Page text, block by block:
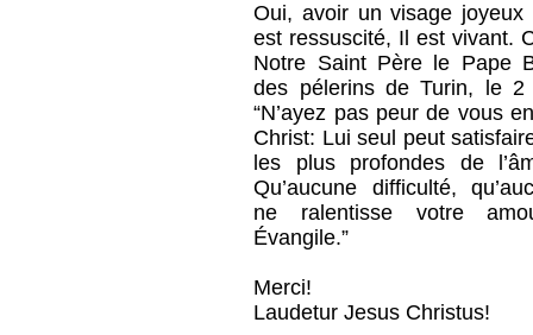
Oui, avoir un visage joyeux
est ressuscité, Il est vivant.
Notre Saint Père le Pape
des pélerins de Turin, le 2
“N’ayez pas peur de vous
Christ: Lui seul peut
les plus profondes de
Qu’aucune difficulté,
ne ralentisse votre
Évangile.”
Merci!
Laudetur Jesus Christus!